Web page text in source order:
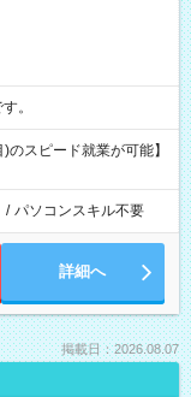
す。
スピード就業が可能】
/ パソコンスキル不要
詳細へ
掲載日：2026.08.07